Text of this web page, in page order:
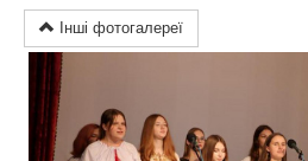
Інші фотогалереї